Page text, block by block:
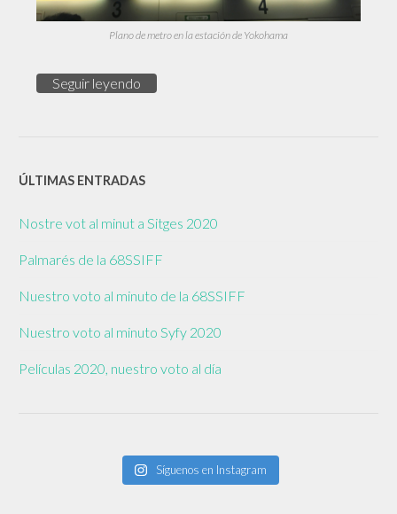
Plano de metro en la estación de Yokohama
Seguir leyendo
ÚLTIMAS ENTRADAS
Nostre vot al minut a Sitges 2020
Palmarés de la 68SSIFF
Nuestro voto al minuto de la 68SSIFF
Nuestro voto al minuto Syfy 2020
Películas 2020, nuestro voto al día
Síguenos en Instagram